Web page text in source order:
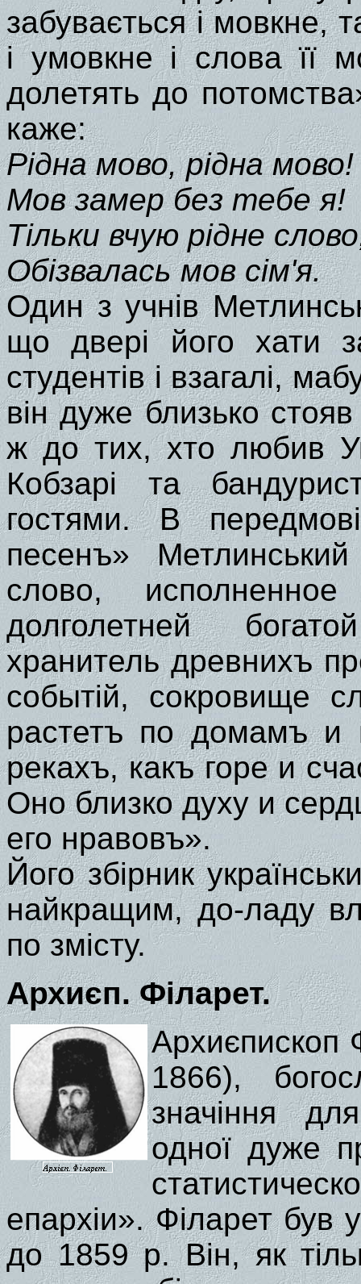
забувається і мовкне,
і умовкне і слова її
долетять до
каже:
Рідна мово, рідна мово!
Мов замер без тебе я!
Тільки вчую рідне
Обізвалась мов сім'я.
Один з учнів
що двері його хати
студентів і взагалі,
він дуже близько
ж до тих, хто любив
Кобзарі та
гостями. В
песенъ»
слово, исполненное
долголетней
хранитель древнихъ
событій, сокровище
растетъ по домамъ
рекахъ, какъ горе и
Оно близко духу и
его нравовъ».
Його збірник
найкращим, до-ладу
по змісту.
Архиєп. Філарет.
Архиєпископ
1866),
значіння
одної дуже
епархіи». Філарет був
до 1859 р. Він, як